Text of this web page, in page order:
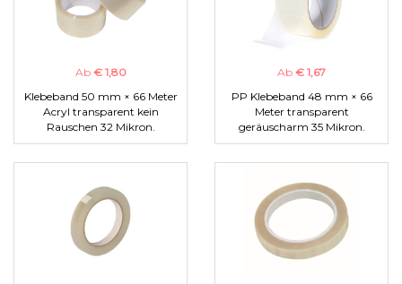
Ab € 1,80
Klebeband 50 mm × 66 Meter
Acryl transparent kein
Rauschen 32 Mikron.
Ab € 1,67
PP Klebeband 48 mm × 66
Meter transparent
geräuscharm 35 Mikron.